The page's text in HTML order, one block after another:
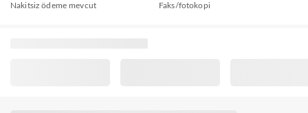
Nakitsiz ödeme mevcut
Faks/fotokopi